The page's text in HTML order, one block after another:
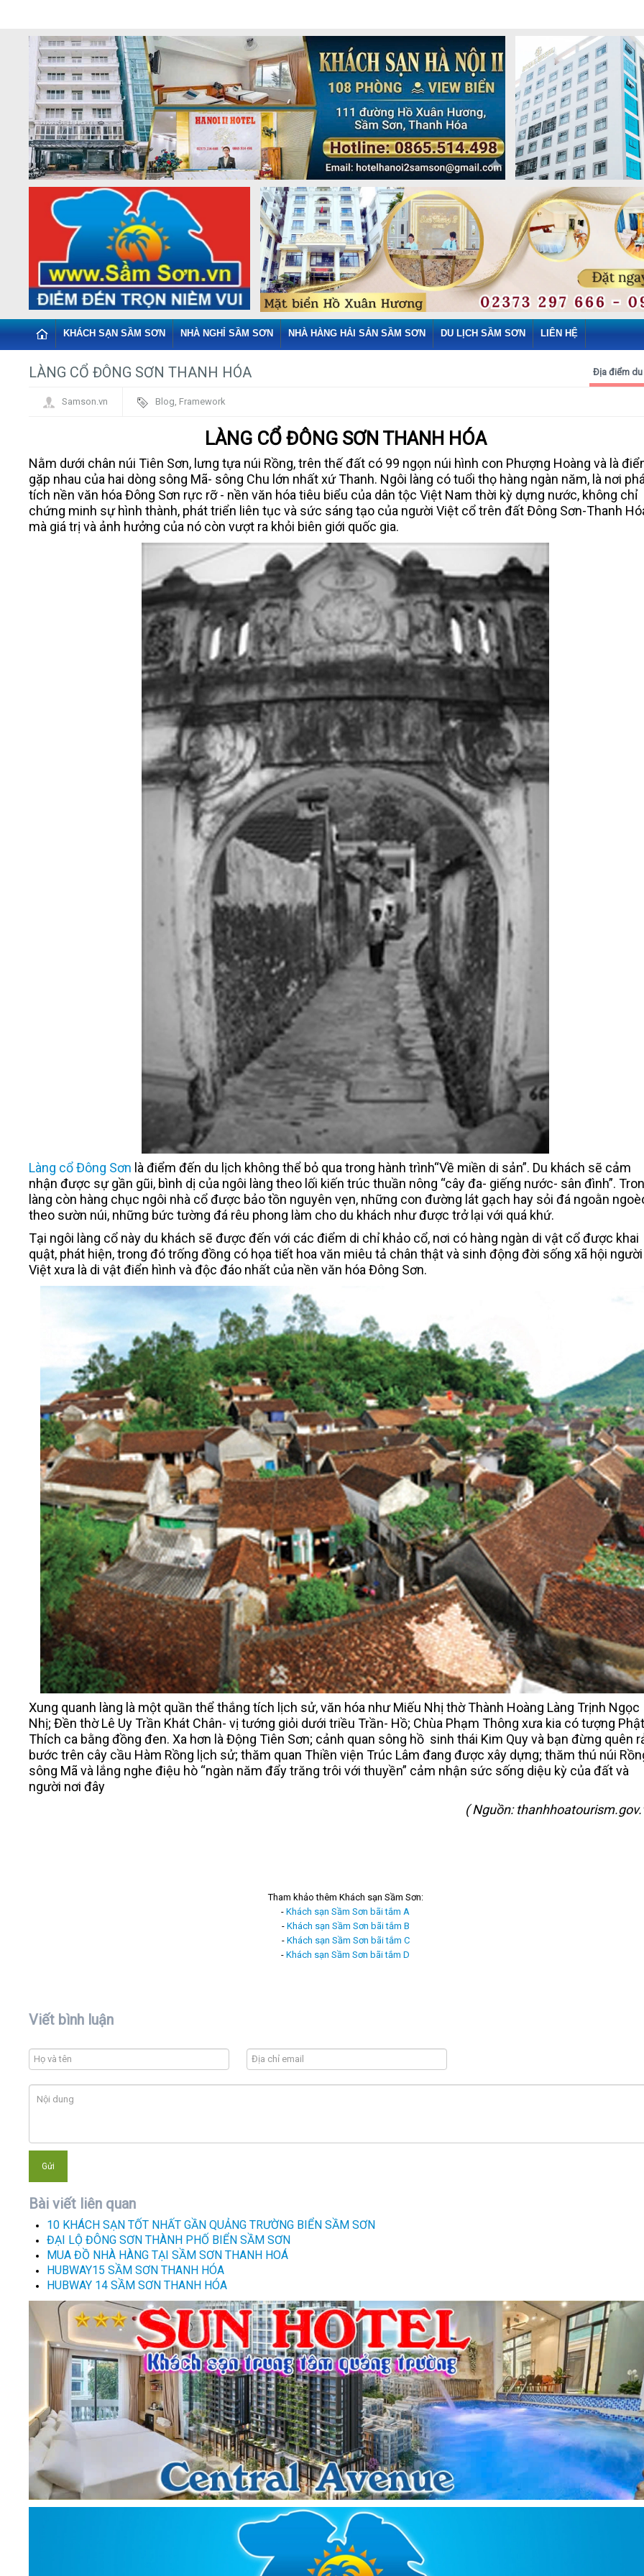
KHÁCH SẠN SẦM SƠN NHÀ NGHỈ SẦM SƠN NHÀ HÀNG HẢI SẢN SẦM SƠN DU LỊCH SẦM SƠN LIÊN HỆ
LÀNG CỔ ĐÔNG SƠN THANH HÓA Địa điểm du
Samson.vn Blog, Framework
LÀNG CỔ ĐÔNG SƠN THANH HÓA
Nằm dưới chân núi Tiên Sơn, lưng tựa núi Rồng, trên thế đất có 99 ngọn núi hình con Phượng Hoàng và là
gặp nhau của hai dòng sông Mã- sông Chu lớn nhất xứ Thanh. Ngôi làng có tuổi thọ hàng ngàn năm, là nơi
tích nền văn hóa Đông Sơn rực rỡ - nền văn hóa tiêu biểu của dân tộc Việt Nam thời kỳ dựng nước, không chỉ
chứng minh sự hình thành, phát triển liên tục và sức sáng tạo của người Việt cổ trên đất Đông Sơn-Thanh
mà giá trị và ảnh hưởng của nó còn vượt ra khỏi biên giới quốc gia.
Làng cổ Đông Sơn là điểm đến du lịch không thể bỏ qua trong hành trình“Về miền di sản”. Du khách sẽ cảm
nhận được sự gần gũi, bình dị của ngôi làng theo lối kiến trúc thuần nông “cây đa- giếng nước- sân đình”.
làng còn hàng chục ngôi nhà cổ được bảo tồn nguyên vẹn, những con đường lát gạch hay sỏi đá ngoằn
theo sườn núi, những bức tường đá rêu phong làm cho du khách như được trở lại với quá khứ.
Tại ngôi làng cổ này du khách sẽ được đến với các điểm di chỉ khảo cổ, nơi có hàng ngàn di vật cổ được khai
quật, phát hiện, trong đó trống đồng có họa tiết hoa văn miêu tả chân thật và sinh động đời sống xã hội người
Việt xưa là di vật điển hình và độc đáo nhất của nền văn hóa Đông Sơn.
Xung quanh làng là một quần thể thắng tích lịch sử, văn hóa như Miếu Nhị thờ Thành Hoàng Làng Trịnh Ngọc
Nhị; Đền thờ Lê Uy Trần Khát Chân- vị tướng giỏi dưới triều Trần- Hồ; Chùa Phạm Thông xưa kia có tượng Phật
Thích ca bằng đồng đen. Xa hơn là Động Tiên Sơn; cảnh quan sông hồ sinh thái Kim Quy và bạn đừng quên
bước trên cây cầu Hàm Rồng lịch sử; thăm quan Thiền viện Trúc Lâm đang được xây dựng; thăm thú núi
sông Mã và lắng nghe điệu hò “ngàn năm đẩy trăng trôi với thuyền” cảm nhận sức sống diệu kỳ của đất và
người nơi đây
( Nguồn:
Tham khảo thêm Khách sạn Sầm Sơn:
-Khách sạn Sầm Sơn bãi tắm A
- Khách sạn Sầm Sơn bãi tắm B
- Khách sạn Sầm Sơn bãi tắm C
-Khách sạn Sầm Sơn bãi tắm D
Viết bình luận
Bài viết liên quan
10 KHÁCH SẠN TỐT NHẤT GẦN QUẢNG TRƯỜNG BIỂN SẦM SƠN
ĐẠI LỘ ĐÔNG SƠN THÀNH PHỐ BIỂN SẦM SƠN
MUA ĐỒ NHÀ HÀNG TẠI SẦM SƠN THANH HOÁ
HUBWAY15 SẦM SƠN THANH HÓA
HUBWAY 14 SẦM SƠN THANH HÓA